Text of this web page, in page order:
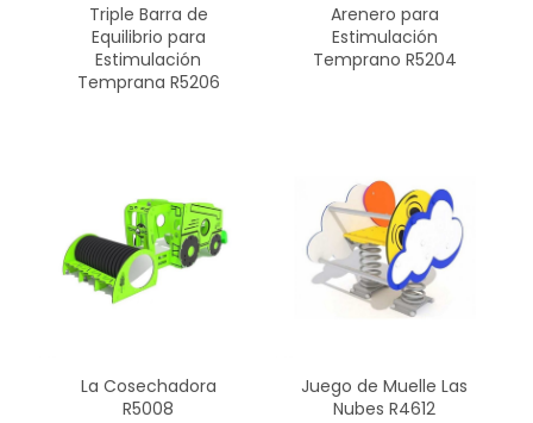
Triple Barra de
Equilibrio para
Estimulación
Temprana R5206
Arenero para
Estimulación
Temprano R5204
La Cosechadora
R5008
Juego de Muelle Las
Nubes R4612